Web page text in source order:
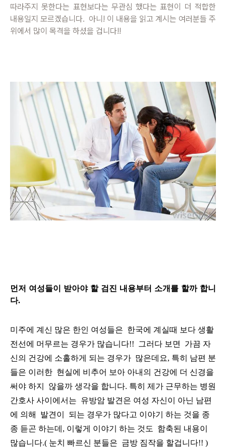
따라주지 못한다는 표현보다는 무관심 했다는 표현이 더 적합한
내용일지 모르겠습니다. 아니! 이 내용을 읽고 계시는 여러분들 주
위에서 많이 목격을 하셨을 겁니다!!
먼저 여성들이 받아야 할 검진 내용부터 소개를 할까 합니
다.
미주에 계신 많은 한인 여성들은 한국에 계실때 보다 생활
전선에 머무르는 경우가 많습니다!! 그러다 보면 가끔 자
신의 건강에 소홀하게 되는 경우가 많은데요, 특히 남편 분
들은 이러한 현실에 비추어 보아 아내의 건강에 더 신경을
써야 하지 않을까 생각을 합니다. 특히 제가 근무하는 병원
간호사 사이에서는 유방암 발견은 여성 자신이 아닌 남편
에 의해 발견이 되는 경우가 많다고 이야기 하는 것을 종
종 듣곤 하는데, 이렇게 이야기 하는 것도 함축된 내용이
많습니다.( 눈치 빠르신 분들은 금방 짐작을 할겁니다!! )